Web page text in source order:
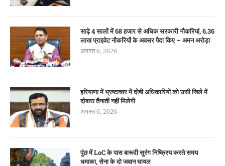
साढ़े 4 सालों में 68 हजार से अधिक सरकारी नौकरियां, 6.36
लाख प्राइवेट नौकरियों के अवसर पैदा किए – अमन अरोड़ा
अगस्त 6, 2026
हरियाणा में भ्रष्टाचार में दोषी अधिकारियों को उसी जिले में
दोबारा तैनाती नहीं मिलेगी
अगस्त 6, 2026
पुंछ में LoC के पास बारूदी सुरंग निष्क्रिय करते समय
धमाका, सेना के दो जवान घायल